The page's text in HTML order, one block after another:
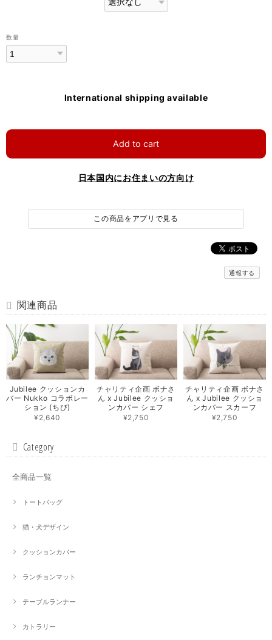
数量
International shipping available
Add to cart
日本国内にお住まいの方向け
この商品をアプリで見る
通報する
関連商品
Jubilee クッションカ
バー Nukko コラボレー
ション (ちび)
¥2,640
チャリティ企画 ボナさ
ん x Jubilee クッショ
ンカバー シェフ
¥2,750
チャリティ企画 ボナさ
ん x Jubilee クッショ
ンカバー スカーフ
¥2,750
Category
全商品一覧
トートバッグ
猫・犬デザイン
クッションカバー
ランチョンマット
テーブルランナー
カトラリー